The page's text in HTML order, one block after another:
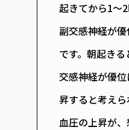
起きてから1～2
副交感神経が
です。朝起き
交感神経が優
昇すると考え
血圧の上昇が